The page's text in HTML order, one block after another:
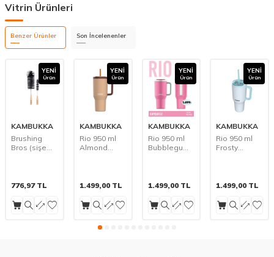
Vitrin Ürünleri
Benzer Ürünler Son İncelenenler
YENI
Ürün
KAMBUKKA
Brushing
Bros (sişe
776,97TL
YENI
Ürün
KAMBUKKA
Rio 950 ml
Almond
pipetli
Suluk)
1.499,00TL
YENI
Ürün
KAMBUKKA
Rio 950 ml
Bubblegum
pipetli
Suluk)
1.499,00TL
YENI
Ürün
KAMBUKKA
Rio 950 ml
Frosty
pipetli
Suluk)
1.499,00 TL